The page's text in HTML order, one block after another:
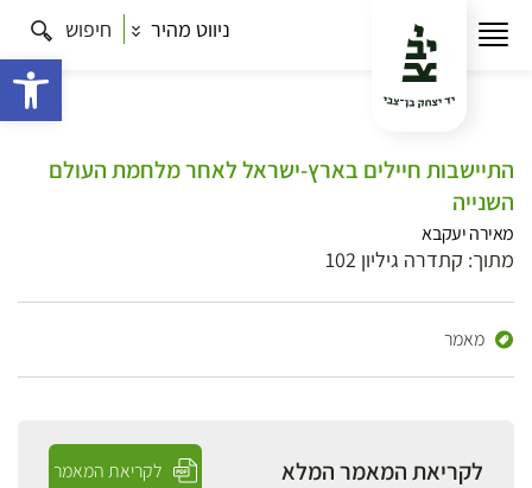
ניווט מהיר חיפוש
התיישבות חיילים בארץ-ישראל לאחר מלחמת העולם
השנייה
מאירה יעקבא
מתוך: קתדרה גיליון 102
מאמר
לקריאת המאמר המלא לקריאת המאמר